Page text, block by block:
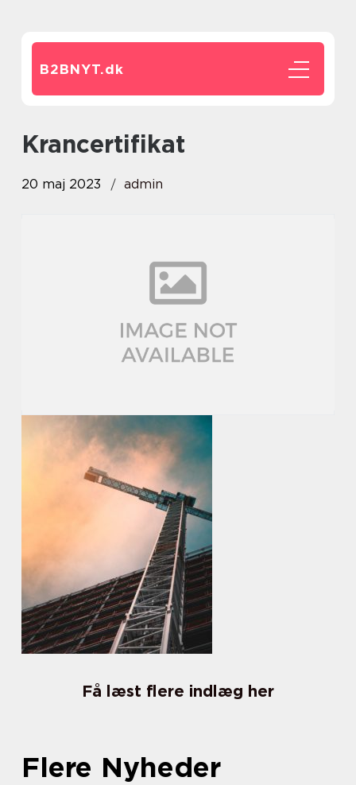
B2BNYT.dk
krancertifikat
20 maj 2023 admin
Få læst flere indlæg her
Flere Nyheder